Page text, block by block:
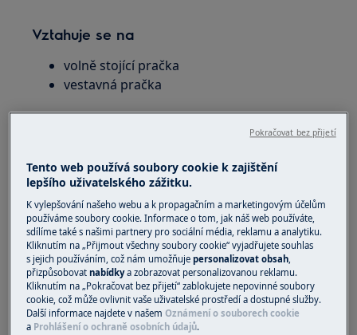
Vztahuje se na
volně stojící pračka
vestavná pračka
Do přihrádky jste přidali příliš mnoho
aviváže.
Zásuvku na prací prostředek jste zatlačili
příliš razantně
Nečistoty / zbytky v zásuvce dávkovače
Řešení
Řiďte se pokyny ve vašem návodu k použití,
Tento web používá soubory cookie k zajištění
lepšího uživatelského zážitku.
K vylepšování našeho webu a k propagačním a marketingovým účelům
používáme soubory cookie. Informace o tom, jak náš web používáte,
sdílíme také s našimi partnery pro sociální média, reklamu a analytiku.
Kliknutím na „Přijmout všechny soubory cookie“ vyjadřujete souhlas
s jejich používáním, což nám umožňujepersonalizovat obsah
přizpůsobovatnabídkya zobrazovat personalizovanou reklamu.
Kliknutím na „Pokračovat bez přijetí“ zablokujete nepovinné soubory
cookie, což může ovlivnit vaše uživatelské prostředí a dostupné služby.
Další informace najdete v našemOznámení o souborech cookie
a Prohlášení o ochraně osobních údajů.
Pokračovat bez přijetí